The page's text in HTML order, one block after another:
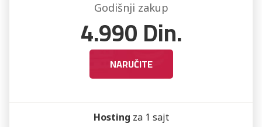
Godišnji zakup
4.990Din.
NARUČITE
Hosting za 1 sajt